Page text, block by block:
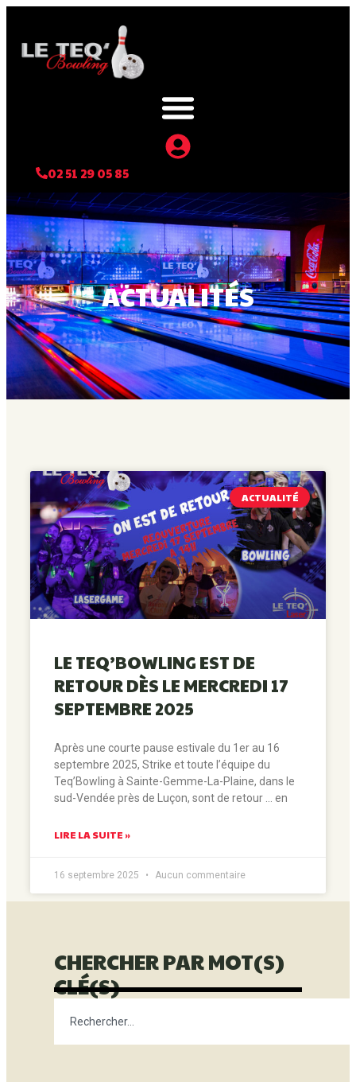
02 51 29 05 85
ACTUALITÉS
ACTUALITÉ
LE TEQ’BOWLING EST DE
RETOUR DÈS LE MERCREDI 17
SEPTEMBRE 2025
Après une courte pause estivale du 1er au 16
septembre 2025, Strike et toute l’équipe du
Teq’Bowling à Sainte-Gemme-La-Plaine, dans le
sud-Vendée près de Luçon, sont de retour … en
LIRE LA SUITE »
16 septembre 2025 Aucun commentaire
CHERCHER PAR MOT(S)
CLÉ(S)